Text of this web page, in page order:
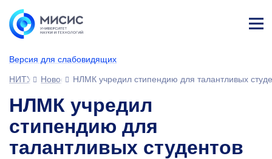
Версия для слабовидящих
ине
НИТУ МИСИС
НовостиНЛМК учредил стипендию для талантливых
НЛМК учредил
стипендию для
талантливых студентов